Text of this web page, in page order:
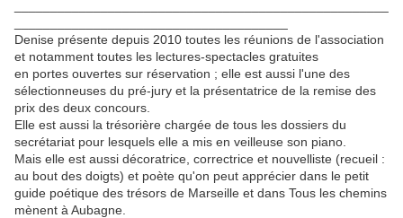
Denise présente depuis 2010 toutes les réunions de l'association
et notamment toutes les lectures-spectacles gratuites
en portes ouvertes sur réservation ; elle est aussi l'une des
sélectionneuses du pré-jury et la présentatrice de la remise des
prix des deux concours.
Elle est aussi la trésorière chargée de tous les dossiers du
secrétariat pour lesquels elle a mis en veilleuse son piano.
Mais elle est aussi décoratrice, correctrice et nouvelliste (recueil :
au bout des doigts) et poète qu'on peut apprécier dans le petit
guide poétique des trésors de Marseille et dans Tous les chemins
mènent à Aubagne.